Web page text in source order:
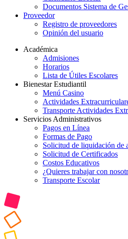
Documentos Sistema de
Proveedor
Registro de proveedores
Opinión del usuario
Académica
Admisiones
Horarios
Lista de Útiles Escolares
Bienestar Estudiantil
Menú Casino
Actividades
Transporte Actividades
Servicios Administrativos
Pagos en Línea
Formas de Pago
Solicitud de liquidación de
Solicitud de Certificados
Costos Educativos
¿Quieres trabajar con
Transporte Escolar